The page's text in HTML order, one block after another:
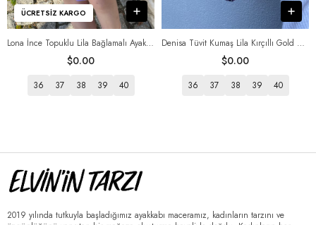
Lona İnce Topuklu Lila Bağlamalı Ayakkabı
$0.00
ÜCRETSIZ KARGO Sepete Ekle
36 37 38 39 40
Denisa Tüvit Kumaş Lila Kırçıllı Gold Renk Detaylı Babet
$0.00
36 37 38 39 40
2019 yılında tutkuyla başladığımız ayakkabı maceramız, kadınların tarzını ve